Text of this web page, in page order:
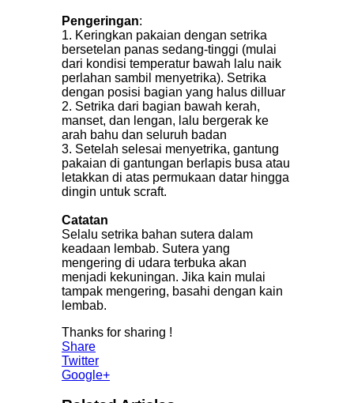
Pengeringan:
1. Keringkan pakaian dengan setrika
bersetelan panas sedang-tinggi (mulai
dari kondisi temperatur bawah lalu naik
perlahan sambil menyetrika). Setrika
dengan posisi bagian yang halus dilluar
2. Setrika dari bagian bawah kerah,
manset, dan lengan, lalu bergerak ke
arah bahu dan seluruh badan
3. Setelah selesai menyetrika, gantung
pakaian di gantungan berlapis busa atau
letakkan di atas permukaan datar hingga
dingin untuk scraft.
Catatan
Selalu setrika bahan sutera dalam
keadaan lembab. Sutera yang
mengering di udara terbuka akan
menjadi kekuningan. Jika kain mulai
tampak mengering, basahi dengan kain
lembab.
Thanks for sharing !
Share
Twitter
Google+